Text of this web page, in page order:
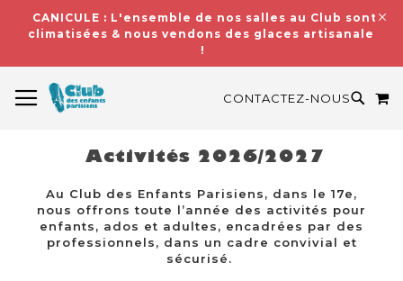
CANICULE : L'ensemble de nos salles au Club sont
climatisées & nous vendons des glaces artisanales
!
CONTACTEZ-NOUS
Activités 2026/2027
Au Club des Enfants Parisiens, dans le 17e,
nous offrons toute l’année des activités pour
enfants, ados et adultes, encadrées par des
professionnels, dans un cadre convivial et
sécurisé.